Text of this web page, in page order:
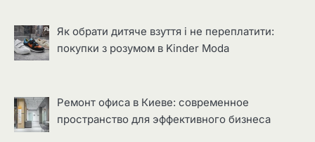
Як обрати дитяче взуття і не переплатити:
покупки з розумом в Kinder Moda
Ремонт офиса в Киеве: современное
пространство для эффективного бизнеса